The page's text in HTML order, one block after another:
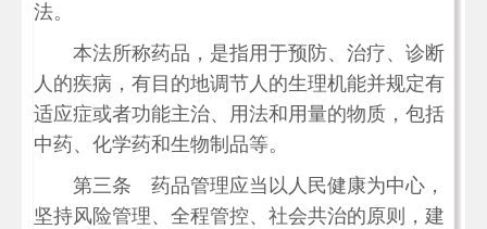
法。
本法所称药品，是指用于预防、治疗、诊断
人的疾病，有目的地调节人的生理机能并规定有
适应症或者功能主治、用法和用量的物质，包括
中药、化学药和生物制品等。
第三条 药品管理应当以人民健康为中心，
坚持风险管理、全程管控、社会共治的原则，建